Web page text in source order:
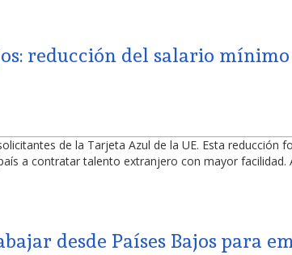
reducción del salario
de la Tarjeta Azul de la UE. Esta reducción
a contratar talento extranjero con mayor facilidad.
desde Países Bajos para